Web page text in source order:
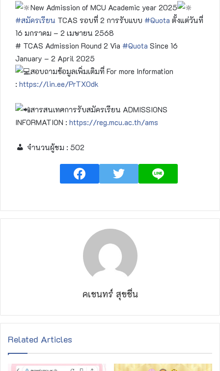
New Admission of MCU Academic year 2025
#สมัครเรียน TCAS รอบที่ 2 การรับแบบ #Quota ตั้งแต่วันที่
16 มกราคม – 2 เมษายน 2568
# TCAS Admission Round 2 Via #Quota Since 16
January – 2 April 2025
สอบถามข้อมูลเพิ่มเติมที่ For more Information
: https://lin.ee/PrTX0dk
สารสนเทศการรับสมัครเรียน ADMISSIONS
INFORMATION : https://reg.mcu.ac.th/ams
จำนวนผู้ชม : 502
คเชนทร์ สุขชื่น
Related Articles